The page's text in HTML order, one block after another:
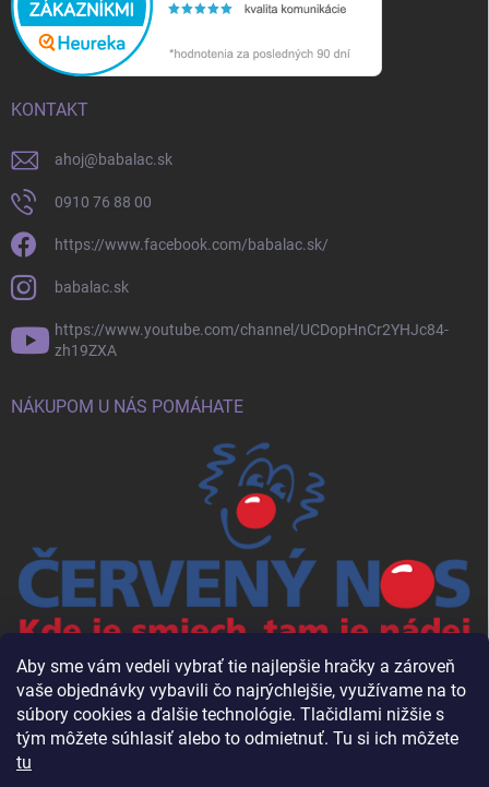
Aby sme vám vedeli vybrať tie najlepšie hračky a zároveň
vaše objednávky vybavili čo najrýchlejšie, využívame na to
súbory cookies a ďalšie technológie. Tlačidlami nižšie s
tým môžete súhlasiť alebo to odmietnuť. Tu si ich môžete
tu
KONTAKT
ahoj@babalac.sk
0910 76 88 00
https://www.facebook.com/babalac.sk/
babalac.sk
https://www.youtube.com/channel/UCDopHnCr2YHJc84-
zh19ZXA
NÁKUPOM U NÁS POMÁHATE